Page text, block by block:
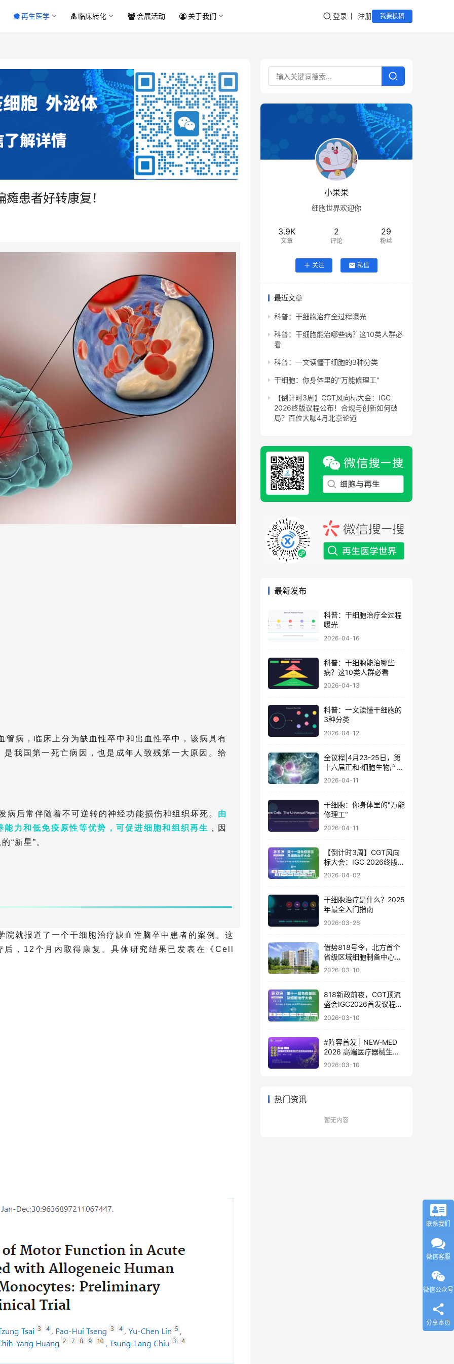
再生医学 临床转化 会展活动 关于我们 登录 注册 我要投稿
患者好转康复！
管病，临床上分为缺血性卒中和出血性卒中，该病具有
我国第一死亡病因，也是成年人致残第一大原因。给
病后常伴随着不可逆转的神经功能损伤和组织坏死。 由
力和低免疫原性等优势，可促进细胞和组织再生
，因
“新星”。
就报道了一个干细胞治疗缺血性脑卒中患者的案例。这
，12个月内取得康复。具体研究结果已发表在《Cell
小果果
细胞世界欢迎你
3.9K
文章
2
评论
29
粉丝
关注 私信
最近文章
科普：干细胞治疗全过程曝光
科普：干细胞能治哪些病？这10类人群必
看
科普：一文读懂干细胞的3种分类
干细胞：你身体里的"万能修理工"
【倒计时3周】CGT风向标大会：IGC
2026终版议程公布！合规与创新如何破
局？百位大咖4月北京论道
最新发布
科普：干细胞治疗全过程
曝光
2026-04-16
科普：干细胞能治哪些
病？这10类人群必看
2026-04-13
科普：一文读懂干细胞的
3种分类
2026-04-12
全议程|4月23-25日，第
十六届正和·细胞生物产业
大会暨细胞治疗与再生医
2026-04-11
干细胞：你身体里的"万能
修理工"
2026-04-11
【倒计时3周】CGT风向
标大会：IGC 2026终版议
程公布！合规与创新如何
2026-04-02
干细胞治疗是什么？2025
年最全入门指南
2026-03-26
借势818号令，北方首个
省级区域细胞制备中心落
地
2026-03-10
818新政前夜，CGT顶流
盛会IGC2026首发议程公
布！体内细胞/基因治疗/
决策者4月齐聚北京
2026-03-10
#阵容首发 | NEW-MED
2026 高端医疗器械生物
材料研发及应用峰会 北京
2026-03-10
热门资讯
暂无内容
联系我们
微信客服
微信公众号
分享本页